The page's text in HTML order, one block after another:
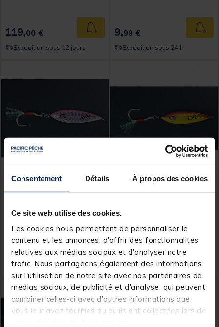
Consentement Détails À propos des cookies
Ce site web utilise des cookies.
Les cookies nous permettent de personnaliser le
contenu et les annonces, d'offrir des fonctionnalités
relatives aux médias sociaux et d'analyser notre
trafic. Nous partageons également des informations
sur l'utilisation de notre site avec nos partenaires de
médias sociaux, de publicité et d'analyse, qui peuvent
combiner celles-ci avec d'autres informations que
vous leur avez fournies ou qu'ils ont collectées lors de
119,00 € Ajouter au panier
Expédition sous 12 jours
9,99 €
Expédition sous 24 h
EXPLORER TACKLE
Leurre slow jig explorer
[object Object] out of 5 Customer Rating
8,99 € Ajouter au panier
Expédition sous 24 h
EXPLORER TACKLE
Leurre slow jig explorer
ORANGE
[object Object] out of 5
8,99 €
Expédition sous 24 h